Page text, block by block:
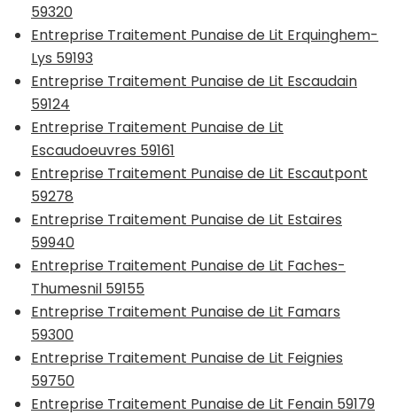
59320
Entreprise Traitement Punaise de Lit Erquinghem-
Lys 59193
Entreprise Traitement Punaise de Lit Escaudain
59124
Entreprise Traitement Punaise de Lit
Escaudoeuvres 59161
Entreprise Traitement Punaise de Lit Escautpont
59278
Entreprise Traitement Punaise de Lit Estaires
59940
Entreprise Traitement Punaise de Lit Faches-
Thumesnil 59155
Entreprise Traitement Punaise de Lit Famars
59300
Entreprise Traitement Punaise de Lit Feignies
59750
Entreprise Traitement Punaise de Lit Fenain 59179